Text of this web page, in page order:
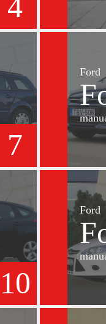
7
Ford
10
Ford